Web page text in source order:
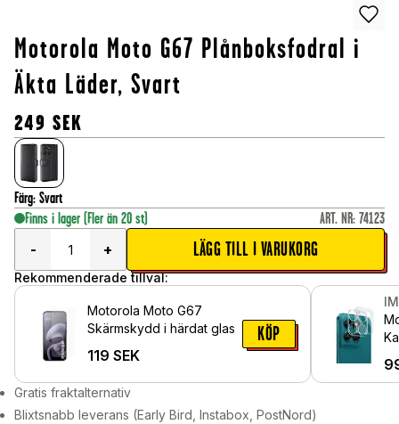
Motorola Moto G67 Plånboksfodral i
Äkta Läder, Svart
249 SEK
Färg: Svart
Finns i lager (Fler än 20 st) ART. NR: 74123
-
+ LÄGG TILL I VARUKORG
Rekommenderade tillval:
Motorola Moto G67
Skärmskydd i härdat glas
119 SEK
KÖP
Gratis fraktalternativ
Blixtsnabb leverans (Early Bird, Instabox, PostNord)